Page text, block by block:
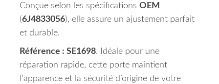
Conçue selon les spécifications OEM
(6J4833056), elle assure un ajustement parfait
et durable.
Référence : SE1698. Idéale pour une
réparation rapide, cette porte maintient
l’apparence et la sécurité d’origine de votre